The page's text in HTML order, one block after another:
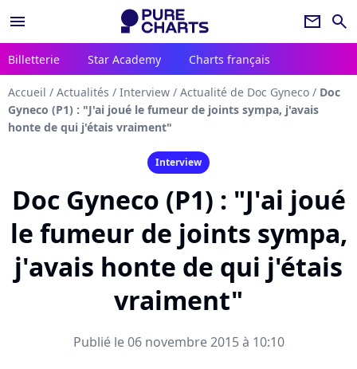
menu newsletter search
Billetterie Star Academy Charts français
Accueil / Actualités / Interview / Actualité de Doc Gyneco / Doc
Gyneco (P1) : "J'ai joué le fumeur de joints sympa, j'avais
honte de qui j'étais vraiment"
Interview
Doc Gyneco (P1) : "J'ai joué
le fumeur de joints sympa,
j'avais honte de qui j'étais
vraiment"
Publié le 06 novembre 2015 à 10:10